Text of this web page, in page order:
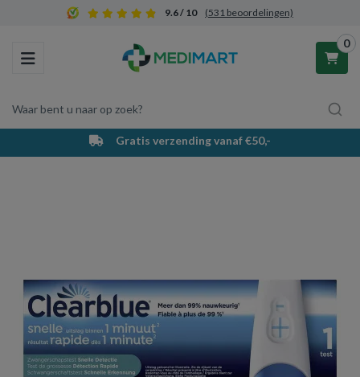
9.6 / 10 (531 beoordelingen)
Toggle navigation
Waar bent u naar op zoek?
0
Winkelwagen
Gratis verzending vanaf €50,-